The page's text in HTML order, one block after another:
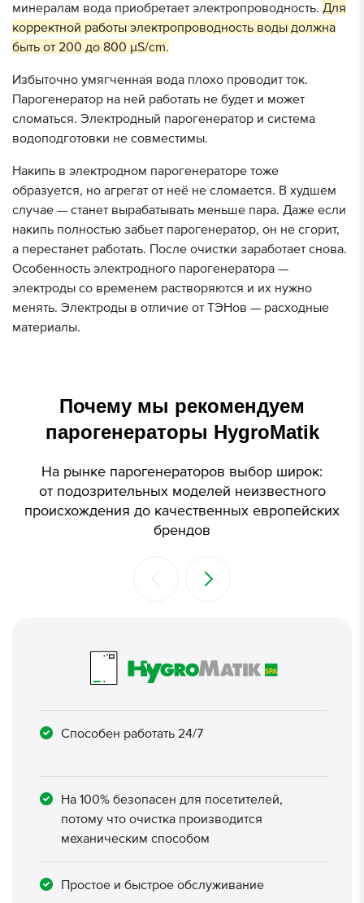
минералам вода приобретает электропроводность. Для
корректной работы электропроводность воды должна
быть от 200 до 800 μS/cm.
Избыточно умягченная вода плохо проводит ток.
Парогенератор на ней работать не будет и может
сломаться. Электродный парогенератор и система
водоподготовки не совместимы.
Накипь в электродном парогенераторе тоже
образуется, но агрегат от неё не сломается. В худшем
случае — станет вырабатывать меньше пара. Даже если
накипь полностью забьет парогенератор, он не сгорит,
а перестанет работать. После очистки заработает снова.
Особенность электродного парогенератора —
электроды со временем растворяются и их нужно
менять. Электроды в отличие от ТЭНов — расходные
материалы.
Почему мы рекомендуем
парогенераторы HygroMatik
На рынке парогенераторов выбор широк:
от подозрительных моделей неизвестного
происхождения до качественных европейских
брендов
Способен работать 24/7
На 100% безопасен для посетителей,
потому что очистка производится
механическим способом
Простое и быстрое обслуживание